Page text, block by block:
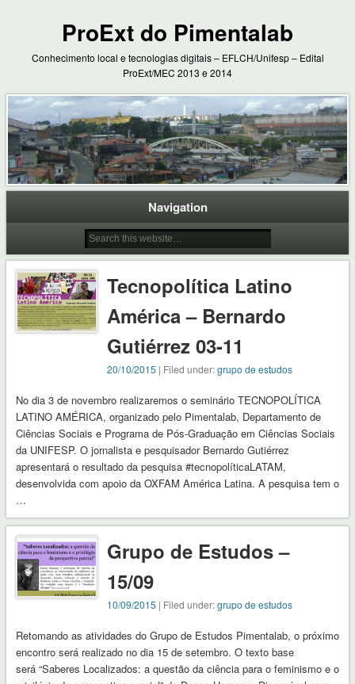
ProExt do Pimentalab
Conhecimento local e tecnologias digitais – EFLCH/Unifesp – Edital
ProExt/MEC 2013 e 2014
Navigation
Tecnopolítica Latino
América – Bernardo
Gutiérrez 03-11
20/10/2015 | Filed under:grupo de estudos
No dia 3 de novembro realizaremos o seminário TECNOPOLÍTICA
LATINO AMÉRICA, organizado pelo Pimentalab, Departamento de
Ciências Sociais e Programa de Pós-Graduação em Ciências Sociais
da UNIFESP. O jornalista e pesquisador Bernardo Gutiérrez
apresentará o resultado da pesquisa #tecnopolíticaLATAM,
desenvolvida com apoio da OXFAM América Latina. A pesquisa tem o
…
Grupo de Estudos –
15/09
10/09/2015 | Filed under:grupo de estudos
Retomando as atividades do Grupo de Estudos Pimentalab, o próximo
encontro será realizado no dia 15 de setembro. O texto base
será “Saberes Localizados: a questão da ciência para o feminismo e o